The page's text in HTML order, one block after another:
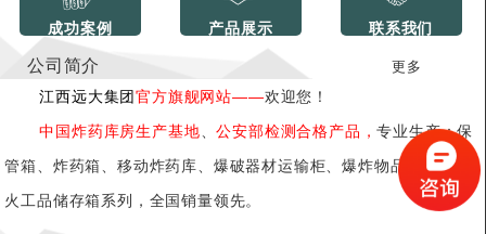
成功案例 产品展示 联系我们
公司简介 更多
江西远大集团官方旗舰网站——欢迎您！
中国炸药库房生产基地 、公安部检测合格产品，专业生产：保
管箱、炸药箱、移动炸药库、爆破器材运输柜、爆炸物品储存柜、
火工品储存箱系列，全国销量领先。